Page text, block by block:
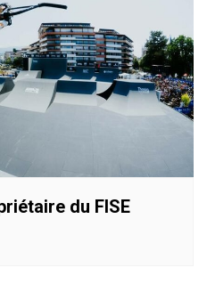
du FISE